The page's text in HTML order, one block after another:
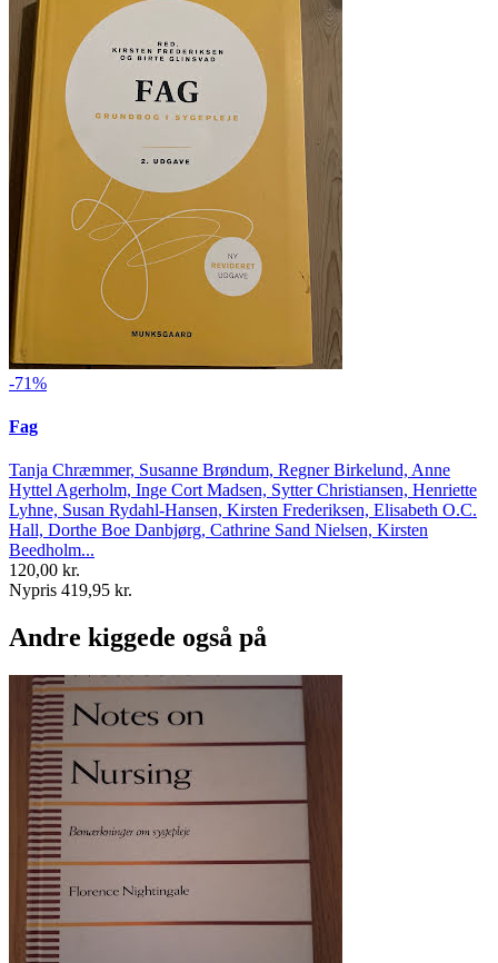
-71%
Fag
Tanja Chræmmer, Susanne Brøndum, Regner Birkelund, Anne
Hyttel Agerholm, Inge Cort Madsen, Sytter Christiansen, Henriette
Lyhne, Susan Rydahl-Hansen, Kirsten Frederiksen, Elisabeth O.C.
Hall, Dorthe Boe Danbjørg, Cathrine Sand Nielsen, Kirsten
Beedholm...
120,00 kr.
Nypris 419,95 kr.
Andre kiggede også på